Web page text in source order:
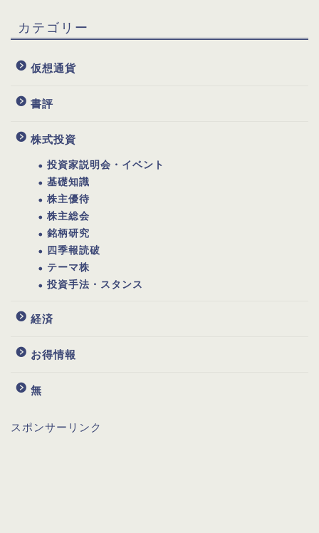
カテゴリー
仮想通貨
書評
株式投資
投資家説明会・イベント
基礎知識
株主優待
株主総会
銘柄研究
四季報読破
テーマ株
投資手法・スタンス
経済
お得情報
無
スポンサーリンク